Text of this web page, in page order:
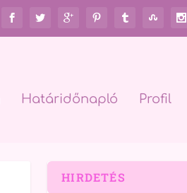
Határidőnapló Profil
HIRDETÉS